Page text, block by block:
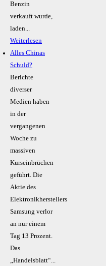
Benzin
verkauft wurde,
laden...
Weiterlesen
Alles Chinas
Schuld?
Berichte
diverser
Medien haben
in der
vergangenen
Woche zu
massiven
Kurseinbrüchen
geführt. Die
Aktie des
Elektronikherstellers
Samsung verlor
an nur einem
Tag 13 Prozent.
Das
„Handelsblatt“...